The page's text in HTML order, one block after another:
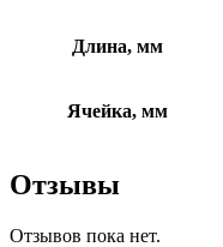
Длина, мм
Ячейка, мм
Отзывы
Отзывов пока нет.